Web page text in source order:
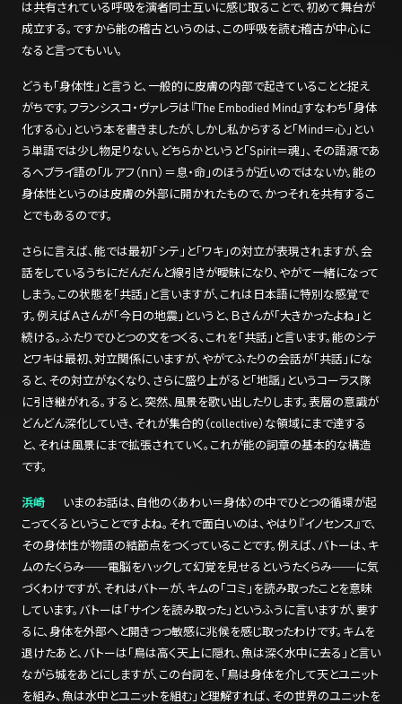
は共有されている呼吸を演者同士互いに感じ取ることで、初めて舞台が
成立する。ですから能の稽古というのは、この呼吸を読む稽古が中心に
なると言ってもいい。
どうも「身体性」と言うと、一般的に皮膚の内部で起きていることと捉え
がちです。フランシスコ・ヴァレラは『The Embodied Mind』すなわち「身体
化する心」という本を書きましたが、しかし私からすると「Mind＝心」とい
う単語では少し物足りない。どちらかというと「Spirit＝魂」、その語源であ
るヘブライ語の「ルアフ（רוח）＝息・命」のほうが近いのではないか。能の
身体性というのは皮膚の外部に開かれたもので、かつそれを共有するこ
とでもあるのです。
さらに言えば、能では最初「シテ」と「ワキ」の対立が表現されますが、会
話をしているうちにだんだんと線引きが曖昧になり、やがて一緒になって
しまう。この状態を「共話」と言いますが、これは日本語に特別な感覚で
す。例えばＡさんが「今日の地震」というと、Ｂさんが「大きかったよね」と
続ける。ふたりでひとつの文をつくる、これを「共話」と言います。能のシテ
とワキは最初、対立関係にいますが、やがてふたりの会話が「共話」にな
ると、その対立がなくなり、さらに盛り上がると「地謡」というコーラス隊
に引き継がれる。すると、突然、風景を歌い出したりします。表層の意識が
どんどん深化していき、それが集合的（collective）な領域にまで達する
と、それは風景にまで拡張されていく。これが能の詞章の基本的な構造
です。
浜崎
いまのお話は、自他の〈あわい＝身体〉の中でひとつの循環が起
こってくるということですよね。それで面白いのは、やはり『イノセンス』で、
その身体性が物語の結節点をつくっていることです。例えば、バトーは、キ
ムのたくらみ──電脳をハックして幻覚を見せるというたくらみ──に気
づくわけですが、それはバトーが、キムの「コミ」を読み取ったことを意味
しています。バトーは「サインを読み取った」というふうに言いますが、要す
るに、身体を外部へと開きつつ敏感に兆候を感じ取ったわけです。キムを
退けたあと、バトーは「鳥は高く天上に隠れ、魚は深く水中に去る」と言い
ながら城をあとにしますが、この台詞を、「鳥は身体を介して天とユニット
を組み、魚は水中とユニットを組む」と理解すれば、その世界のユニットを